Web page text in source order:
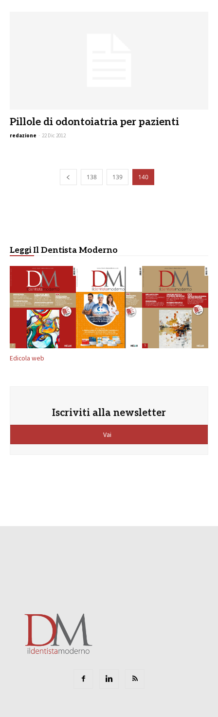
Pillole di odontoiatria per pazienti
redazione - 22 Dic 2012
138 139 140
Leggi Il Dentista Moderno
Edicola web
Iscriviti alla newsletter
Vai